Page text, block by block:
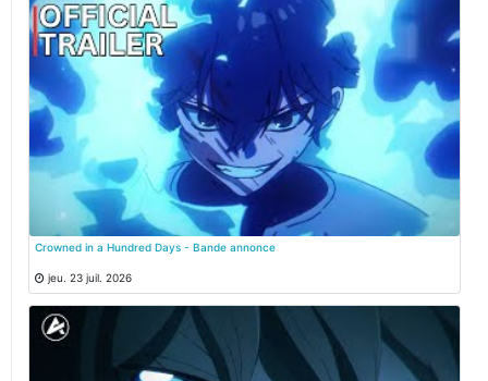
Crowned in a Hundred Days - Bande annonce
jeu. 23 juil. 2026